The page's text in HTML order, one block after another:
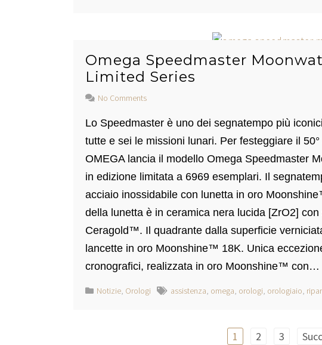
Omega Speedmaster
Limited Series
No Comments
Lo Speedmaster è uno dei segnatempo più
tutte e sei le missioni lunari. Per festeggiare il
OMEGA lancia il modello Omega Speedmaster
in edizione limitata a 6969 esemplari. Il
acciaio inossidabile con lunetta in oro
della lunetta è in ceramica nera lucida [ZrO2]
Ceragold™. Il quadrante dalla superficie
lancette in oro Moonshine™ 18K. Unica
cronografici, realizzata in oro Moonshine™ con…
Notizie, Orologi assistenza, omega, orologi, orologiaio,
1 2 3